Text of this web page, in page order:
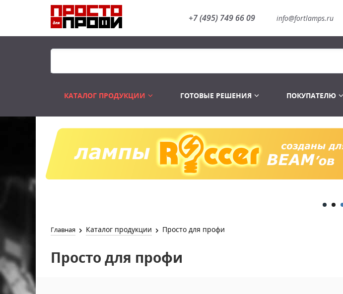
+7 (495) 749 66 09 info@fortlamps.ru
КАТАЛОГ ПРОДУКЦИИ
Распродажа Лампы газоразрядные
ГОТОВЫЕ РЕШЕНИЯ ПОКУПАТЕЛЮ
Главная Каталог продукции Просто для профи
Просто для профи